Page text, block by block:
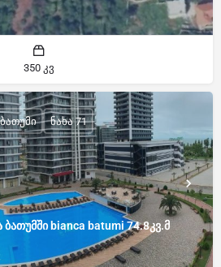
350 კვ
ბათუმში bianca batumi 74.8კვ.მ
ბათუმი ნახა 71